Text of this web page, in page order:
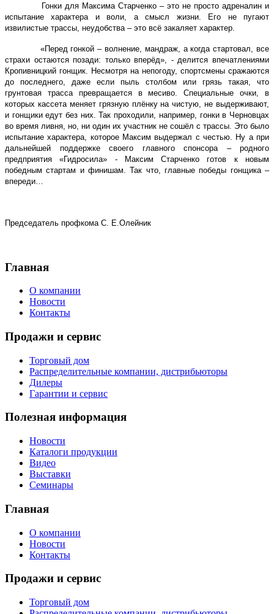
Гонки для Максима Старченко – это не просто адреналин и
испытание характера и воли, а смысл жизни. Его не пугают
извилистые трассы, неудобства – это всё закаляет характер.
«Перед гонкой – волнение, мандраж, а когда стартовал, все
страхи остаются позади: только вперёд», - делится впечатлениями
Кропивницкий гонщик. Несмотря на непогоду, спортсмены сражаются
до последнего, даже если пыль столбом или грязь такая, что
грунтовая трасса превращается в месиво. Специальные очки, в
которых кассета меняет грязную плёнку на чистую, не выдерживают,
и гонщики едут без них. Так проходили, например, гонки в Черновцах
во время ливня, но, ни один их участник не сошёл с трассы. Это было
испытание характера, которое Максим выдержал с честью. Ну а при
дальнейшей поддержке своего главного спонсора – родного
предприятия «Гидросила» - Максим Старченко готов к новым
победным стартам и финишам. Так что, главные победы гонщика –
впереди…
Председатель профкома С. Е.Олейник
Главная
О компании
Новости
Контакты
Продажи и сервис
Торговый дом
Распределительные компании, дистрибьюторы
Дилеры
Гарантии и сервис
Полезная информация
Новости
Каталоги продукции
Видео
Выставки
Семинары
Главная
О компании
Новости
Контакты
Продажи и сервис
Торговый дом